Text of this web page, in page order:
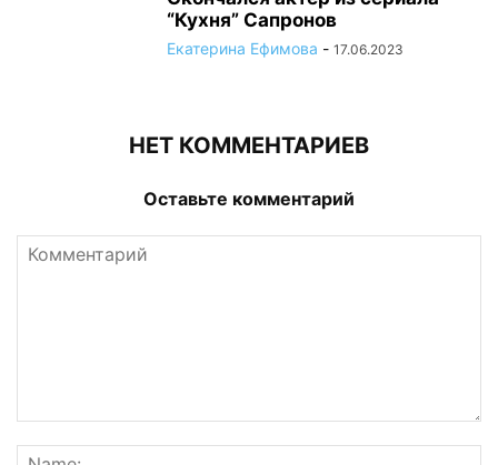
“Кухня” Сапронов
Екатерина Ефимова - 17.06.2023
НЕТ КОММЕНТАРИЕВ
Оставьте комментарий